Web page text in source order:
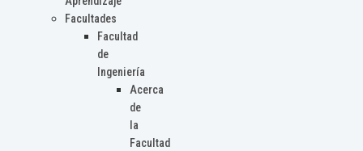
Facultades
Facultad
de
Ingeniería
Acerca
de
la
Facultad